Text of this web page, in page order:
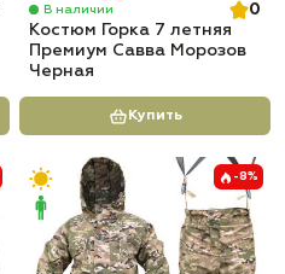
В наличии
0
Костюм Горка 7 летняя
Премиум Савва Морозов
Черная
Купить
-8%